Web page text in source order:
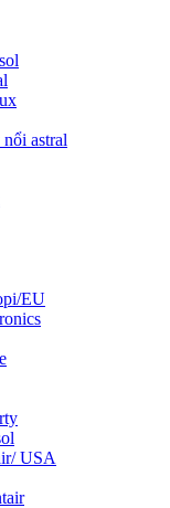
astral
EU
USA